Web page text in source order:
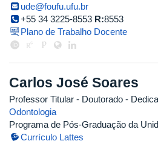
ude@foufu.ufu.br
+55 34 3225-8553 R:8553
Plano de Trabalho Docente
Carlos José Soares
Professor Titular - Doutorado -
Odontologia
Programa de Pós-Graduação da
Currículo Lattes